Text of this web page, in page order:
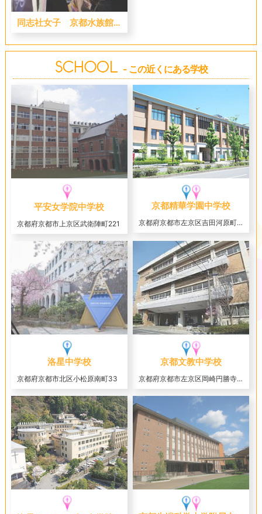
同志社女子 京都水族館実習で生き物の不思議を体感
- この近くにある学校
平安女学院中学校
京都府京都市上京区武衛陣町221
京都精華学園中学校
京都府京都市左京区吉田河原町5-1
洛星中学校
京都府京都市北区小松原南町33
京都文教中学校
京都府京都市左京区岡崎円勝寺町5